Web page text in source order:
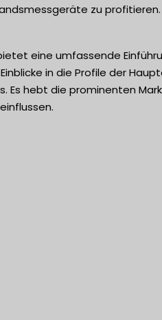
zu profitieren.
eine umfassende
in die Profile der
Es hebt die prominenten